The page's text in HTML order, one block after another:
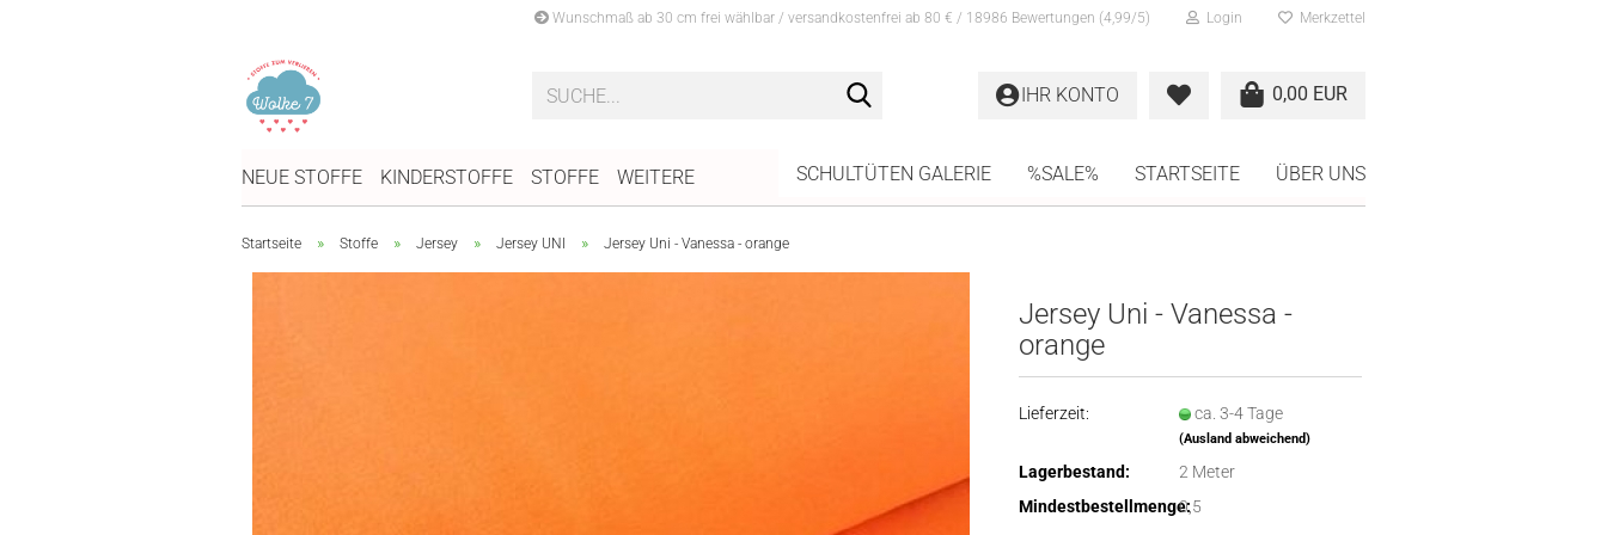
Wunschmaß ab 30 cm frei wählbar / versandkostenfrei ab 80 € / 18986 Bewertungen (4,99/5) Login Merkzettel
0,00 EUR
IHR KONTO
NEUE STOFFE KINDERSTOFFE STOFFE SCHULTÜTEN GALERIE %SALE% STARTSEITE ÜBER UNS
WEITERE
Startseite » Stoffe » Jersey » Jersey UNI » Jersey Uni - Vanessa - orange
Jersey Uni - Vanessa -
orange
Lieferzeit: ca. 3-4 Tage
(Ausland abweichend)
Lagerbestand: 2 Meter
Mindestbestellmenge:0,5